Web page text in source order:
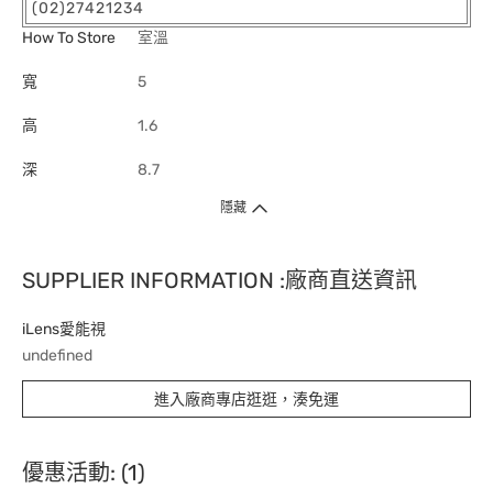
(02)27421234
How To Store
室溫
寬 5
高 1.6
深 8.7
隱藏
SUPPLIER INFORMATION :廠商直送資訊
iLens愛能視
undefined
進入廠商專店逛逛，湊免運
優惠活動: (1)